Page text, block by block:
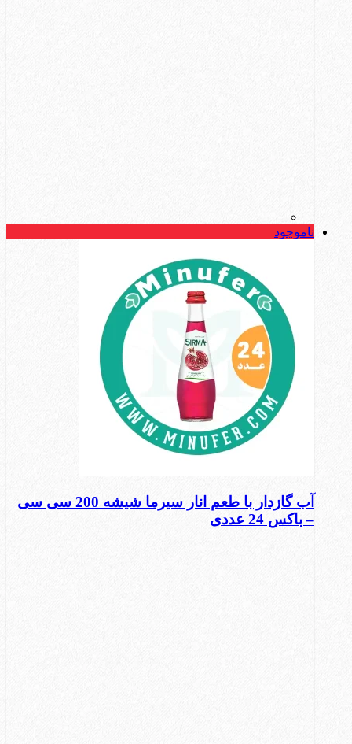
ناموجود
آب گازدار با طعم انار سیرما شیشه 200 سی سی
– باکس 24 عددی